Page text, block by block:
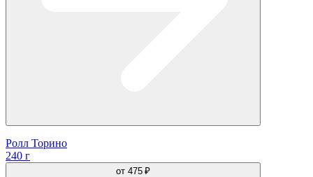
Ролл Торино
240 г
от 475 ₽